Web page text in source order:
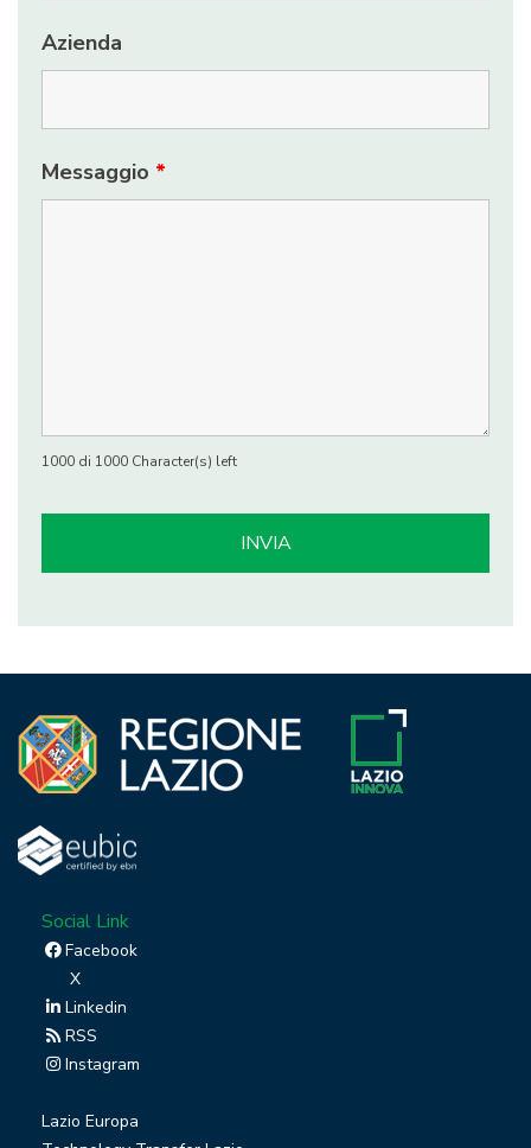
Azienda
Messaggio *
1000 di 1000 Character(s) left
Social Link
Facebook
X
Linkedin
RSS
Instagram
Lazio Europa